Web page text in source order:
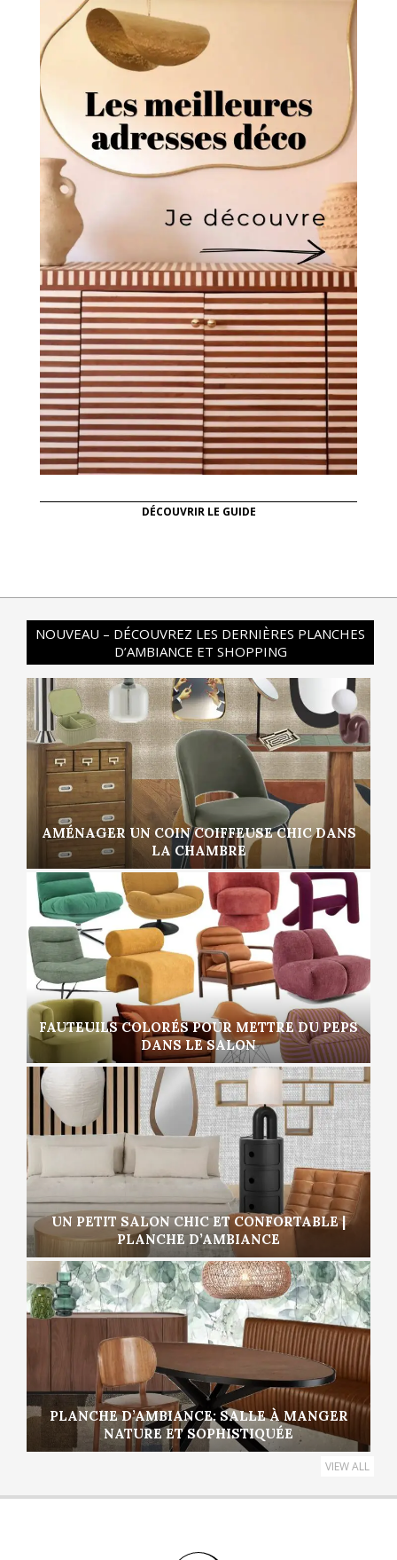
DÉCOUVRIR LE GUIDE
NOUVEAU – DÉCOUVREZ LES DERNIÈRES PLANCHES
D’AMBIANCE ET SHOPPING
AMÉNAGER UN COIN COIFFEUSE CHIC DANS
LA CHAMBRE
FAUTEUILS COLORÉS POUR METTRE DU PEPS
DANS LE SALON
UN PETIT SALON CHIC ET CONFORTABLE |
PLANCHE D’AMBIANCE
PLANCHE D’AMBIANCE: SALLE À MANGER
NATURE ET SOPHISTIQUÉE
VIEW ALL